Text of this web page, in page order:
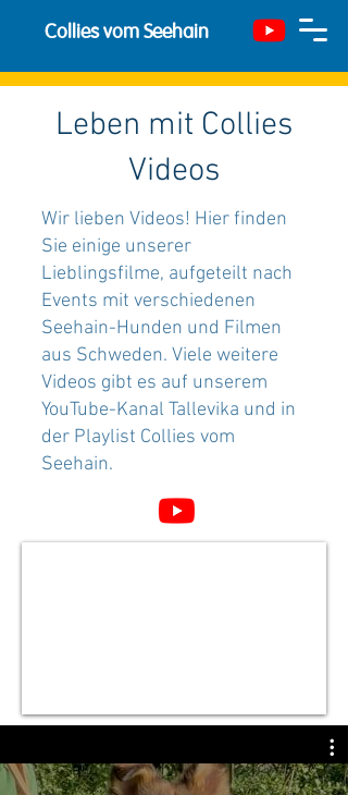
Collies vom Seehain
Leben mit Collies
Videos
Wir lieben Videos! Hier finden
Sie einige unserer
Lieblingsfilme, aufgeteilt nach
Events mit verschiedenen
Seehain-Hunden und Filmen
aus Schweden. Viele weitere
Videos gibt es auf unserem
YouTube-Kanal Tallevika und in
der Playlist Collies vom
Seehain.